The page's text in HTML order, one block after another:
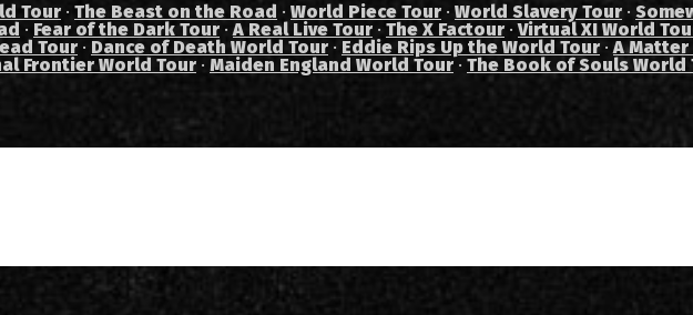
Tour · The Beast on the Road · World Piece Tour · World Slavery Tour ·
· Fear of the Dark Tour ·A Real Live Tour · The X Factour ·Virtual XI World
Tour · Dance of Death World Tour · Eddie Rips Up the World Tour ·A Matter
Frontier World Tour · Maiden England World Tour · The Book of Souls World